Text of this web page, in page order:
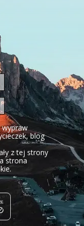
wypraw
blog
z tej strony
strona